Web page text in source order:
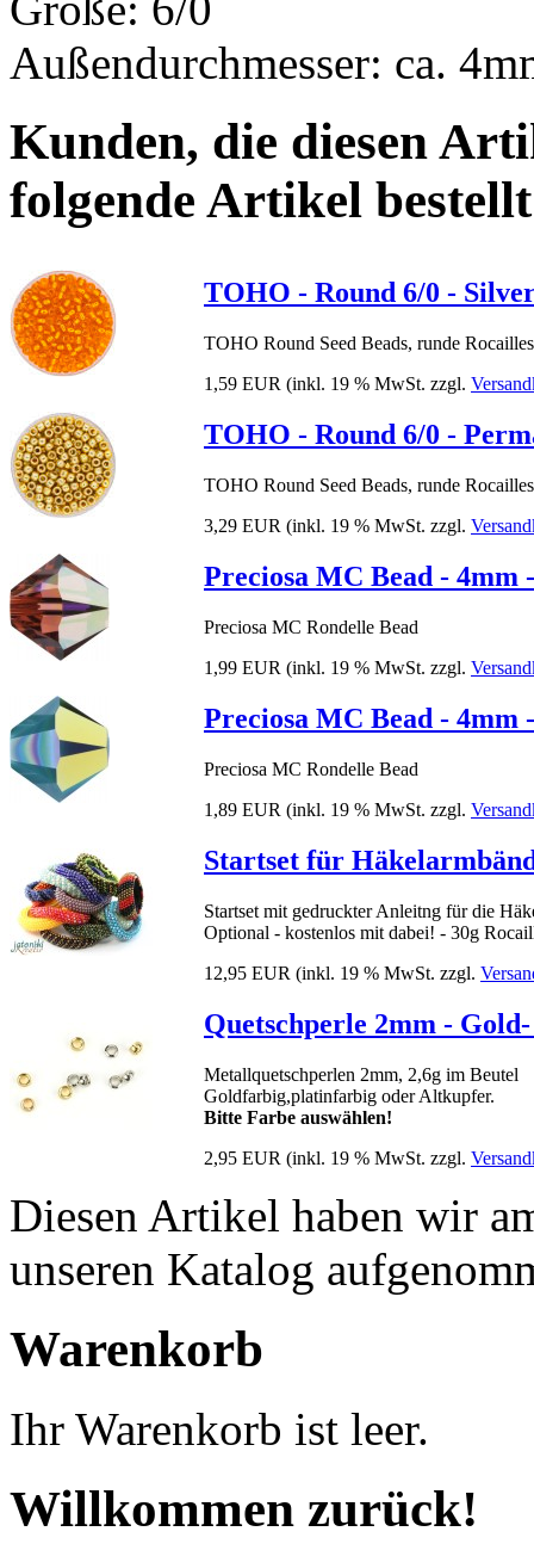
Außendurchmesser: ca.
Kunden, die diesen
folgende Artikel
TOHO - Round 6/0 -
TOHO Round Seed Beads, runde
1,59 EUR (inkl. 19 % MwSt. zzgl.
TOHO - Round 6/0 -
TOHO Round Seed Beads, runde
3,29 EUR (inkl. 19 % MwSt. zzgl.
Preciosa MC Bead - 4mm
Preciosa MC Rondelle Bead
1,99 EUR (inkl. 19 % MwSt. zzgl.
Preciosa MC Bead - 4mm
Preciosa MC Rondelle Bead
1,89 EUR (inkl. 19 % MwSt. zzgl.
Startset für
Startset mit gedruckter Anleitng für die
Optional - kostenlos mit dabei! - 30g
12,95 EUR (inkl. 19 % MwSt. zzgl.
Quetschperle 2mm -
Metallquetschperlen 2mm, 2,6g im Beutel
Goldfarbig,platinfarbig oder Altkupfer.
Bitte Farbe auswählen!
2,95 EUR (inkl. 19 % MwSt. zzgl.
Diesen Artikel haben wir
unseren Katalog
Warenkorb
Ihr Warenkorb ist leer.
Willkommen zurück!